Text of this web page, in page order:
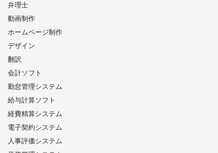
弁理士
動画制作
ホームページ制作
デザイン
翻訳
会計ソフト
勤怠管理システム
給与計算ソフト
経費精算システム
電子契約システム
人事評価システム